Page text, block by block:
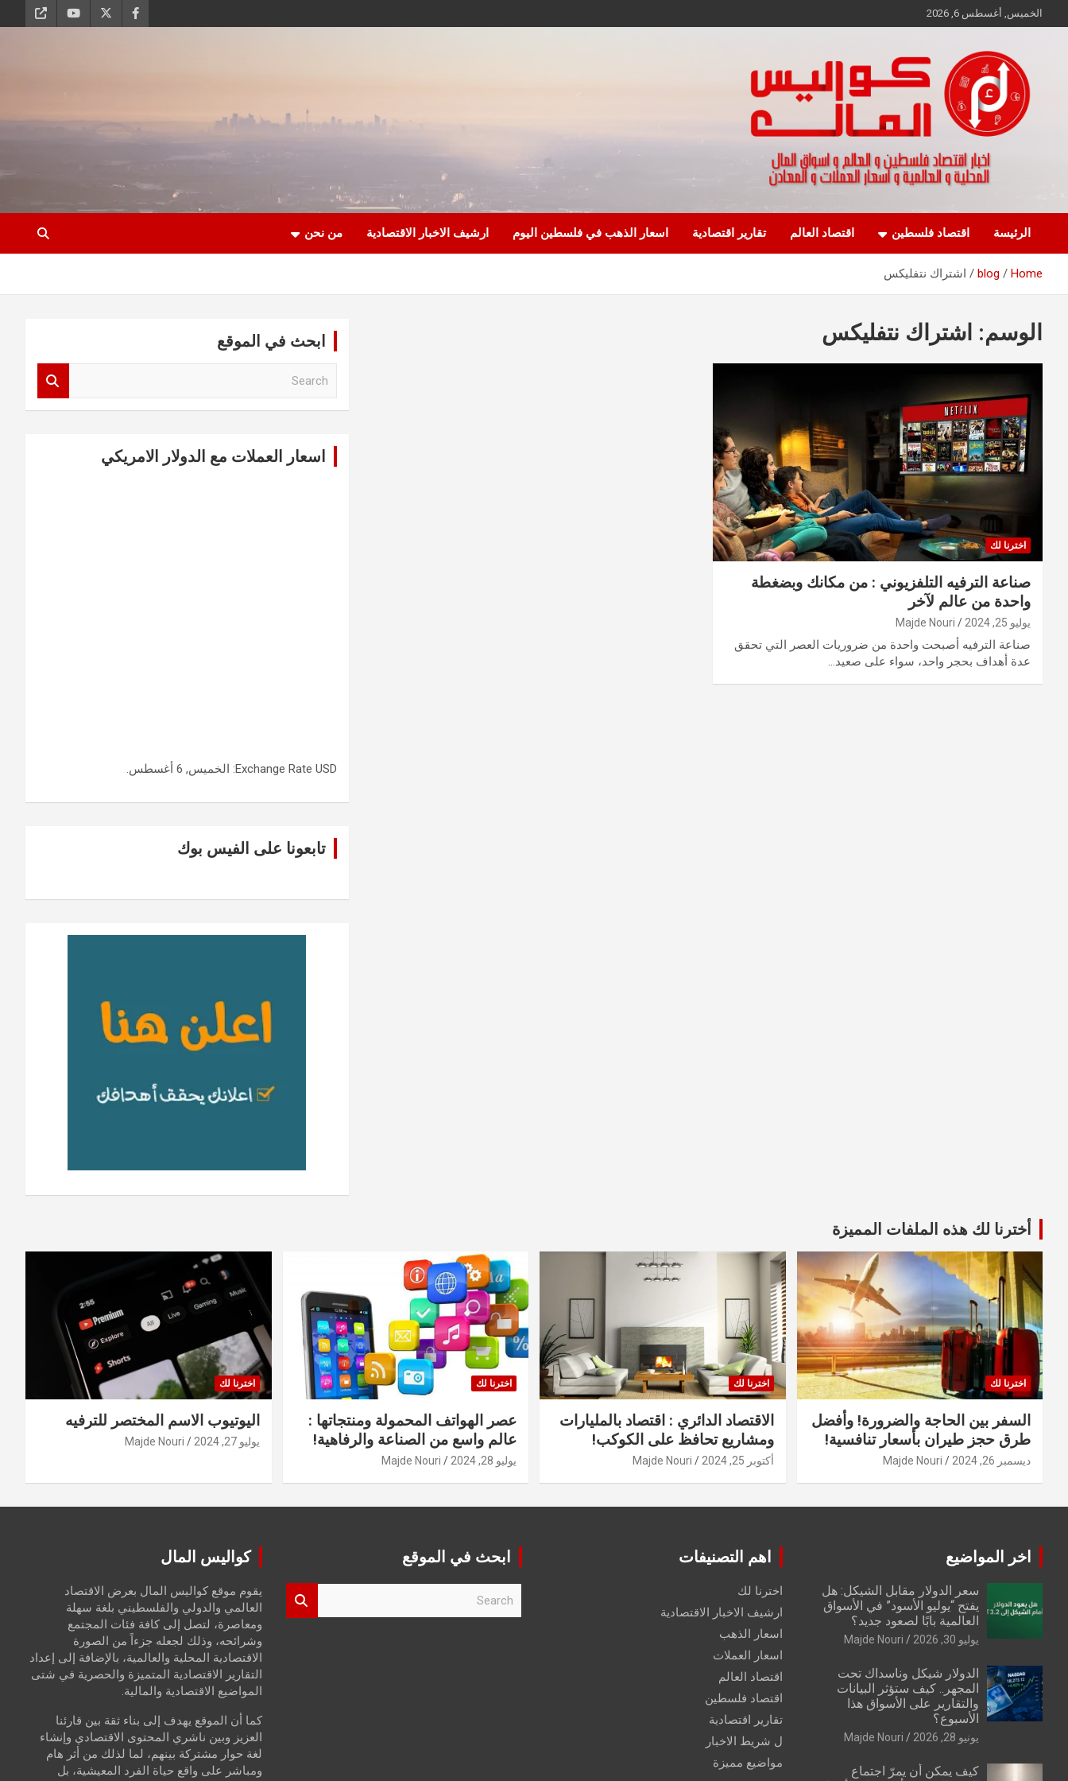
to
الخميس, أغسطس 6, 2026
كواليس المال
الرئيسة اقتصاد فلسطين اقتصاد العالم تقارير اقتصادية اسعار الذهب في فلسطين اليوم ارشيف الاخبار الاقتصادية من نحن
Home
blog اشتراك نتفليكس
الوسم: اشتراك نتفليكس
اخترنا لك
صناعة الترفيه التلفزيوني : من مكانك وبضغطة
واحدة من عالم لآخر
يوليو 25, 2024 Majde Nouri
صناعة الترفيه أصبحت واحدة من ضروريات العصر التي تحقق
عدة أهداف بحجر واحد، سواء على صعيد…
ابحث في الموقع
اسعار العملات مع الدولار الامريكي
Exchange Rate USD : الخميس, 6 أغسطس.
تابعونا على الفيس بوك
أخترنا لك هذه الملفات المميزة
اخترنا لك
السفر بين الحاجة والضرورة! وأفضل
طرق حجز طيران بأسعار تنافسية!
ديسمبر 26, 2024 Majde Nouri
اخترنا لك
الاقتصاد الدائري : اقتصاد بالمليارات
ومشاريع تحافظ على الكوكب!
أكتوبر 25, 2024 Majde Nouri
اخترنا لك
عصر الهواتف المحمولة ومنتجاتها :
عالم واسع من الصناعة والرفاهية!
يوليو 28, 2024 Majde Nouri
اخترنا لك
اليوتيوب الاسم المختصر للترفيه
يوليو 27, 2024 Majde Nouri
اخر المواضيع
سعر الدولار مقابل الشيكل: هل
يفتح “يوليو الأسود” في الأسواق
العالمية بابًا لصعود جديد؟
يوليو 30, 2026 Majde Nouri
الدولار شيكل وناسداك تحت
المجهر.. كيف ستؤثر البيانات
والتقارير على الأسواق هذا
الأسبوع؟
يونيو 28, 2026 Majde Nouri
كيف يمكن أن يمرّ اجتماع
اهم التصنيفات
اخترنا لك
ارشيف الاخبار الاقتصادية
اسعار الذهب
اسعار العملات
اقتصاد العالم
اقتصاد فلسطين
تقارير اقتصادية
ل شريط الاخبار
مواضيع مميزة
ابحث في الموقع كواليس المال
يقوم موقع كواليس المال بعرض الاقتصاد
العالمي والدولي والفلسطيني بلغة سهلة
ومعاصرة، لتصل إلى كافة فئات المجتمع
وشرائحه، وذلك لجعله جزءاً من الصورة
الاقتصادية المحلية والعالمية، بالإضافة إلى إعداد
التقارير الاقتصادية المتميزة والحصرية في شتى
المواضيع الاقتصادية والمالية.
كما أن الموقع يهدف إلى بناء ثقة بين قارئنا
العزيز وبين ناشري المحتوى الاقتصادي وإنشاء
لغة حوار مشتركة بينهم، لما لذلك من أثر هام
ومباشر على واقع حياة الفرد المعيشية، بل